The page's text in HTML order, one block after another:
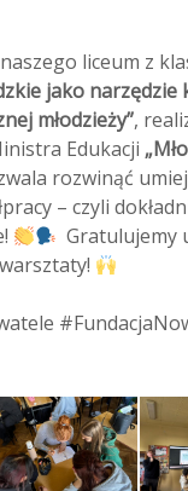
liceum z
jako narzędzie
młodzieży”,
Edukacji
rozwinąć
– czyli
Gratulujemy